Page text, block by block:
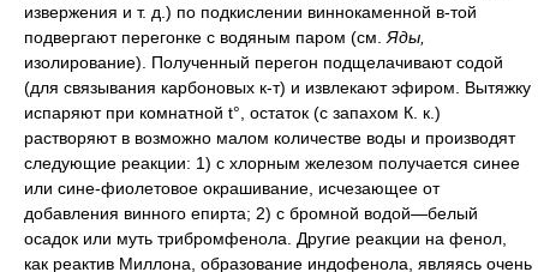
извержения и т. д.) по подкислении виннокаменной в-той
подвергают перегонке с водяным паром (см. Яды,
изолирование). Полученный перегон подщелачивают содой
(для связывания карбоновых к-т) и извлекают эфиром. Вытяжку
испаряют при комнатной t°, остаток (с запахом К. к.)
растворяют в возможно малом количестве воды и производят
следующие реакции: 1) с хлорным железом получается синее
или сине-фиолетовое окрашивание, исчезающее от
добавления винного епирта; 2) с бромной водой—белый
осадок или муть трибромфенола. Другие реакции на фенол,
как реактив Миллона, образование индофенола, являясь очень